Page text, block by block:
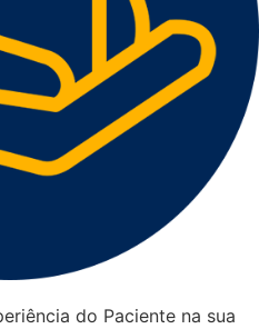
do Paciente na sua